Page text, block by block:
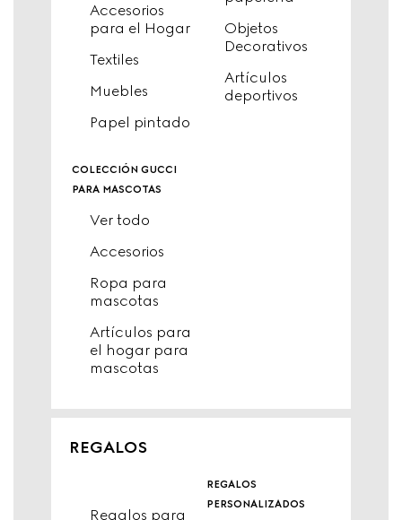
Accesorios
para el Hogar
Textiles
Muebles
Papel pintado
Objetos
Decorativos
Artículos
deportivos
colección gucci
para mascotas
Ver todo
Accesorios
Ropa para
mascotas
Artículos para
el hogar para
mascotas
REGALOS
Regalos para
regalos
personalizados